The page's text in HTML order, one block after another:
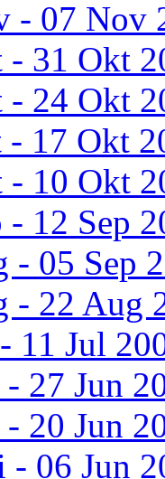
- 07 Nov
- 31 Okt
- 24 Okt
- 17 Okt
- 10 Okt
- 12 Sep
- 05 Sep
- 22 Aug
11 Jul
- 27 Jun
- 20 Jun
- 06 Jun